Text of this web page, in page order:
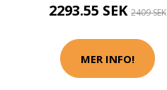
2293.55 SEK 2409 SEK
MER INFO!